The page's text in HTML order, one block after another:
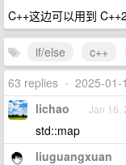
C++这边可以用到
if/else c++
63 replies • 2025-01-
lichao Jan 16,
std::map
liuguangxuan